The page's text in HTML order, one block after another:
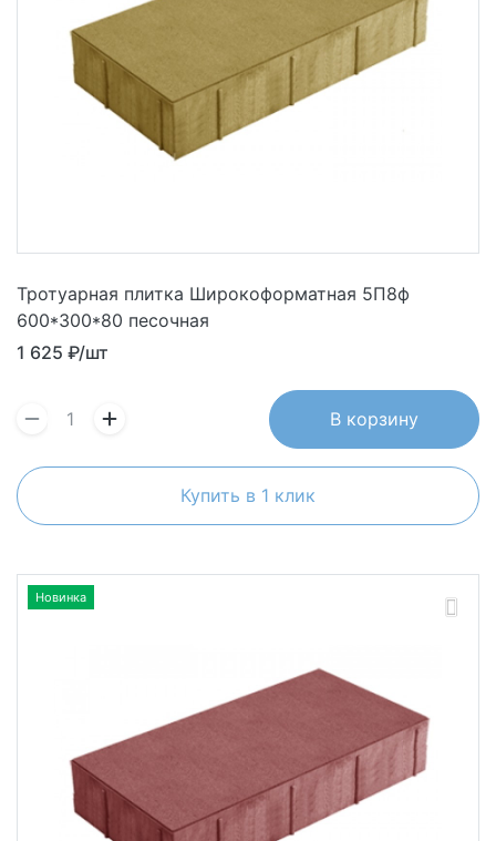
Тротуарная плитка Широкоформатная 5П8ф
600*300*80 песочная
1 625 ₽/шт
В корзину
Купить в 1 клик
Новинка